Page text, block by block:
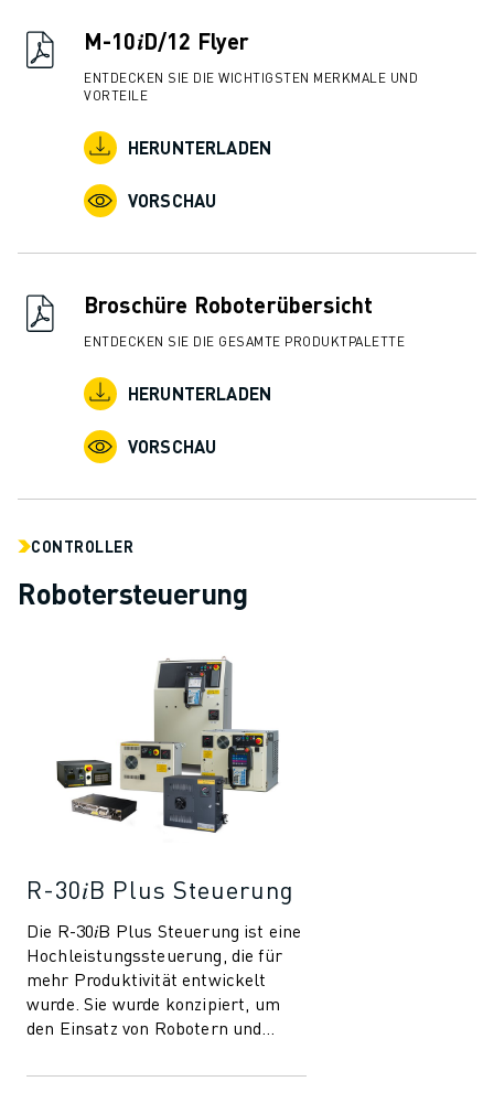
M-10𝑖D/12 Flyer
ENTDECKEN SIE DIE WICHTIGSTEN MERKMALE UND
VORTEILE
HERUNTERLADEN
VORSCHAU
Broschüre Roboterübersicht
ENTDECKEN SIE DIE GESAMTE PRODUKTPALETTE
HERUNTERLADEN
VORSCHAU
CONTROLLER
Robotersteuerung
R-30𝑖B Plus Steuerung
Die R-30𝑖B Plus Steuerung ist eine
Hochleistungssteuerung, die für
mehr Produktivität entwickelt
wurde. Sie wurde konzipiert, um
den Einsatz von Robotern und
Fertigungsindust...